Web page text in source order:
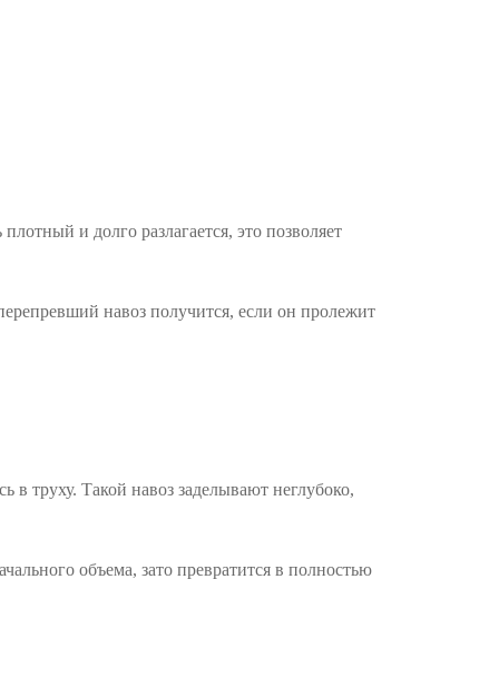
и долго разлагается, это позволяет
навоз получится, если он пролежит
труху. Такой навоз заделывают неглубоко,
объема, зато превратится в полностью